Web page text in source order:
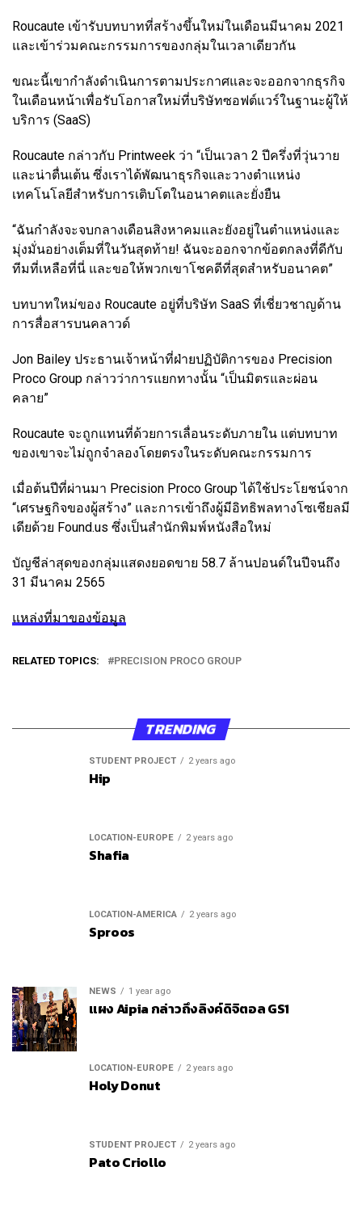
Roucaute เข้ารับบทบาทที่สร้างขึ้นใหม่ในเดือนมีนาคม 2021
และเข้าร่วมคณะกรรมการของกลุ่มในเวลาเดียวกัน
ขณะนี้เขากำลังดำเนินการตามประกาศและจะออกจากธุรกิจ
ในเดือนหน้าเพื่อรับโอกาสใหม่ที่บริษัทซอฟต์แวร์ในฐานะผู้ให้
บริการ (SaaS)
Roucaute กล่าวกับ Printweek ว่า “เป็นเวลา 2 ปีครึ่งที่วุ่นวาย
และน่าตื่นเต้น ซึ่งเราได้พัฒนาธุรกิจและวางตำแหน่ง
เทคโนโลยีสำหรับการเติบโตในอนาคตและยั่งยืน
“ฉันกำลังจะจบกลางเดือนสิงหาคมและยังอยู่ในตำแหน่งและ
มุ่งมั่นอย่างเต็มที่ในวันสุดท้าย! ฉันจะออกจากข้อตกลงที่ดีกับ
ทีมที่เหลือที่นี่ และขอให้พวกเขาโชคดีที่สุดสำหรับอนาคต”
บทบาทใหม่ของ Roucaute อยู่ที่บริษัท SaaS ที่เชี่ยวชาญด้าน
การสื่อสารบนคลาวด์
Jon Bailey ประธานเจ้าหน้าที่ฝ่ายปฏิบัติการของ Precision
Proco Group กล่าวว่าการแยกทางนั้น “เป็นมิตรและผ่อน
คลาย”
Roucaute จะถูกแทนที่ด้วยการเลื่อนระดับภายใน แต่บทบาท
ของเขาจะไม่ถูกจำลองโดยตรงในระดับคณะกรรมการ
เมื่อต้นปีที่ผ่านมา Precision Proco Group ได้ใช้ประโยชน์จาก
“เศรษฐกิจของผู้สร้าง” และการเข้าถึงผู้มีอิทธิพลทางโซเชียลมี
เดียด้วย Found.us ซึ่งเป็นสำนักพิมพ์หนังสือใหม่
บัญชีล่าสุดของกลุ่มแสดงยอดขาย 58.7 ล้านปอนด์ในปีจนถึง
31 มีนาคม 2565
แหล่งที่มาของข้อมูล
RELATED TOPICS: PRECISION PROCO GROUP
TRENDING
STUDENT PROJECT 2 years ago
Hip
LOCATION-EUROPE 2 years ago
Shafia
LOCATION-AMERICA 2 years ago
Sproos
NEWS 1 year ago
แผง Aipia กล่าวถึงลิงค์ดิจิตอล GS1
LOCATION-EUROPE 2 years ago
Holy Donut
STUDENT PROJECT 2 years ago
Pato Criollo